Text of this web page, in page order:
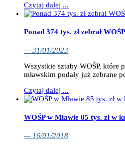
Czytaj dalej ...
Ponad 374 tys. zł zebrał
— 31/01/2023
Wszystkie sztaby WOŚP, które
mławskim podały już zebrane
Czytaj dalej ...
WOŚP w Mławie 85 tys. zł w
— 16/01/2018